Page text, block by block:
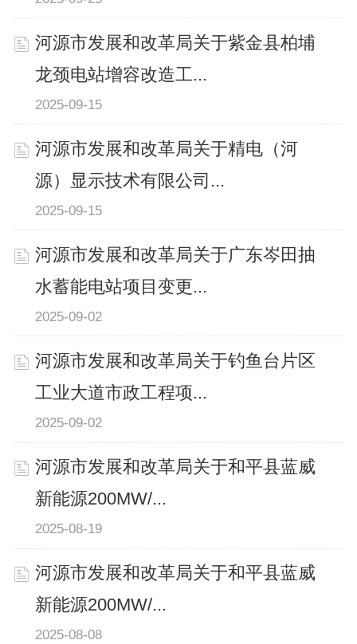
河源市发展和改革局关于紫金县柏埔
龙颈电站增容改造工...
2025-09-15
河源市发展和改革局关于精电（河
源）显示技术有限公司...
2025-09-15
河源市发展和改革局关于广东岑田抽
水蓄能电站项目变更...
2025-09-02
河源市发展和改革局关于钓鱼台片区
工业大道市政工程项...
2025-09-02
河源市发展和改革局关于和平县蓝威
新能源200MW/...
2025-08-19
河源市发展和改革局关于和平县蓝威
新能源200MW/...
2025-08-08